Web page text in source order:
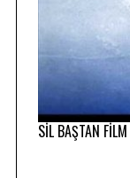
SİL BAŞTAN